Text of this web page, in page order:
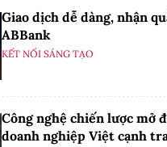
Giao dịch dễ dàng, nhận
ABBank
KẾT NỐI SÁNG TẠO
Công nghệ chiến lược mở
doanh nghiệp Việt cạnh